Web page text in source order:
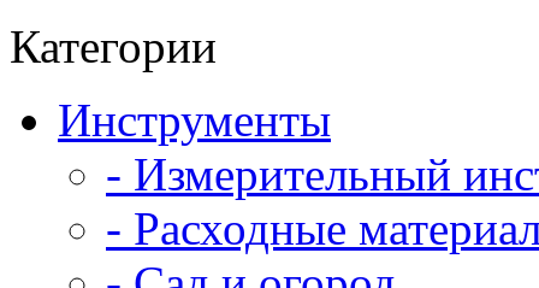
Категории
Инструменты
- Измерительный
- Расходные